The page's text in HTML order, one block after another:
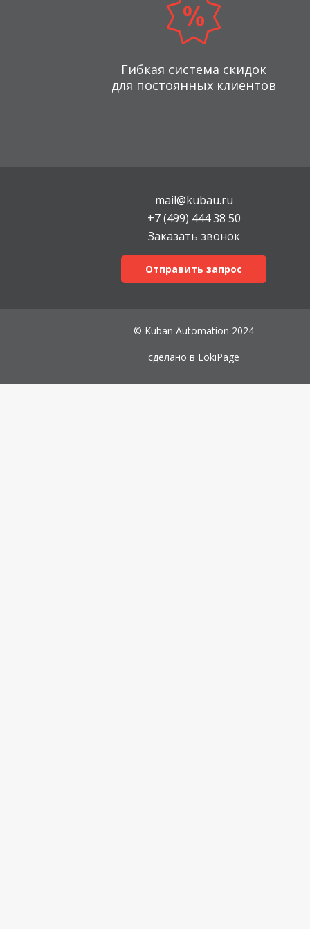
Гибкая система скидок
для постоянных клиентов
mail@kubau.ru
+7 (499) 444 38 50
Заказать звонок
Отправить запрос
© Kuban Automation 2024
сделано в LokiPage